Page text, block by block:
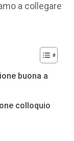
a collegare
buona a
colloquio